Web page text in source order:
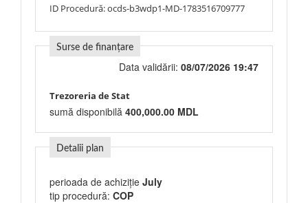
ID Procedură:ocds-b3wdp1-MD-1783516709777
Surse de finanțare
Data validării: 08/07/2026 19:47
Trezoreria de Stat
sumă disponibilă 400,000.00 MDL
Detalii plan
perioada de achiziție July
tip procedură: COP